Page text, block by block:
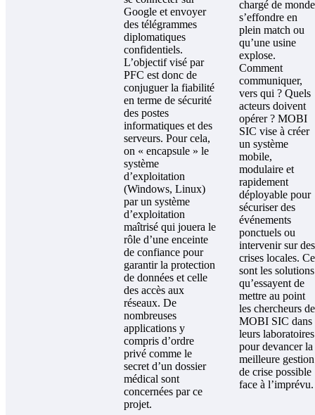
Google et envoyer
des télégrammes
diplomatiques
confidentiels.
L’objectif visé par
PFC est donc de
conjuguer la fiabilité
en terme de sécurité
des postes
informatiques et des
serveurs. Pour cela,
on « encapsule » le
système
d’exploitation
(Windows, Linux)
par un système
d’exploitation
maîtrisé qui jouera le
rôle d’une enceinte
de confiance pour
garantir la protection
de données et celle
des accès aux
réseaux. De
nombreuses
applications y
compris d’ordre
privé comme le
secret d’un dossier
médical sont
concernées par ce
projet.
chargé de monde
s’effondre en
plein match ou
qu’une usine
explose.
Comment
communiquer,
vers qui ? Quels
acteurs doivent
opérer ? MOBI
SIC vise à créer
un système
mobile,
modulaire et
rapidement
déployable pour
sécuriser des
événements
ponctuels ou
intervenir sur des
crises locales. Ce
sont les solutions
qu’essayent de
mettre au point
les chercheurs de
MOBI SIC dans
leurs laboratoires
pour devancer la
meilleure gestion
de crise possible
face à l’imprévu.